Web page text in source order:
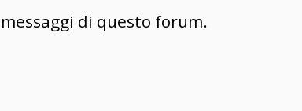
di questo forum.